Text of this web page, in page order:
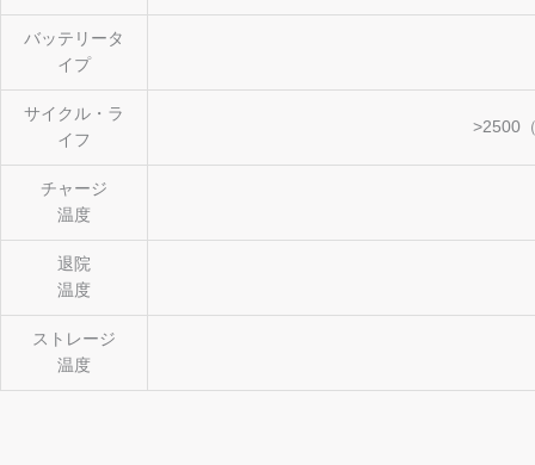
バッテリータ
イプ
サイクル・ラ
イフ
>2500
チャージ
温度
退院
温度
ストレージ
温度